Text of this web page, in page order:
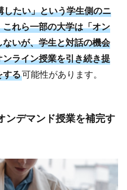
したい」という学生側のニ
れら一部の大学は「オン
いが、学生と対話の機会
ライン授業を引き続き提
する可能性があります。
デマンド授業を補完す